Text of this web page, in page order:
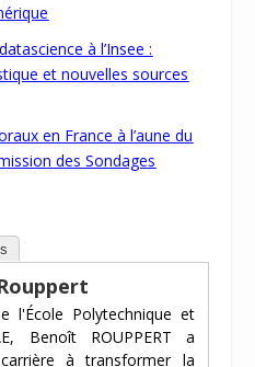
à l’Insee :
et nouvelles sources
en France à l’aune du
des Sondages
l'École Polytechnique et
Benoît ROUPPERT a
à transformer la